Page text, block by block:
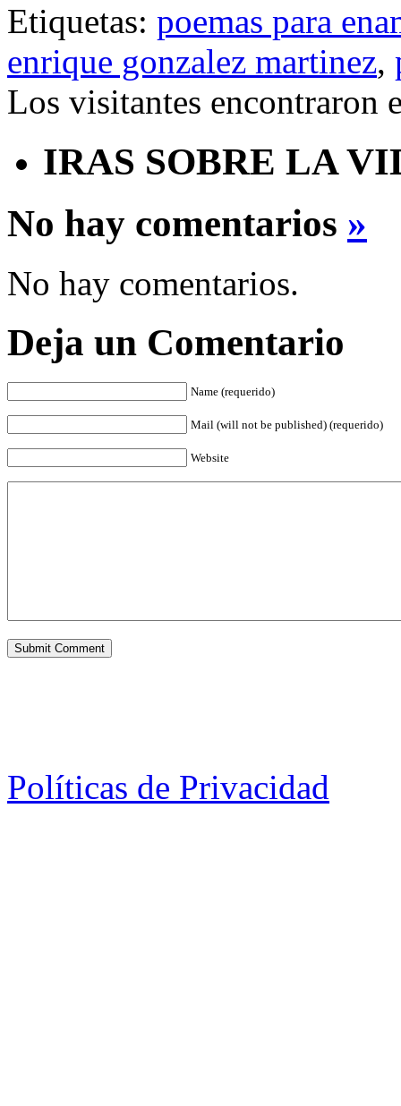
Etiquetas: poemas para
enrique gonzalez martinez,
Los visitantes encontraron
IRAS SOBRE LA
No hay comentarios »
No hay comentarios.
Deja un Comentario
Name (requerido)
Mail (will not be published) (requerido)
Website
Políticas de Privacidad